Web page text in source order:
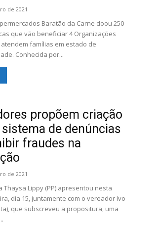
de 2021
Baratão da Carne doou 250
que vão beneficiar 4 Organizações
famílias em estado de
Conhecida por...
propõem criação
de denúncias
fraudes na
de 2021
Thaysa Lippy (PP) apresentou nesta
dia 15, juntamente com o vereador Ivo
que subscreveu a propositura, uma